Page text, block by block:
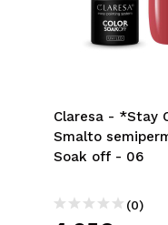
Claresa - *Stay
Smalto
Soak off - 06
(0)